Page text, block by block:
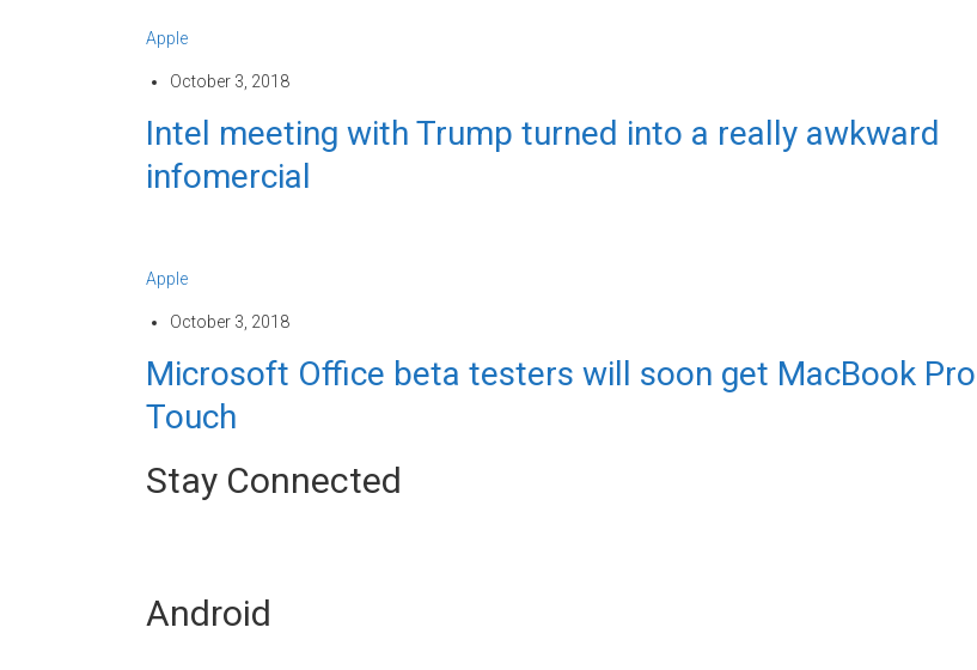
Apple
October 3, 2018
Intel meeting with Trump turned into a really awkward
infomercial
Apple
October 3, 2018
Microsoft Office beta testers will soon get MacBook Pro
Touch
Stay Connected
Android